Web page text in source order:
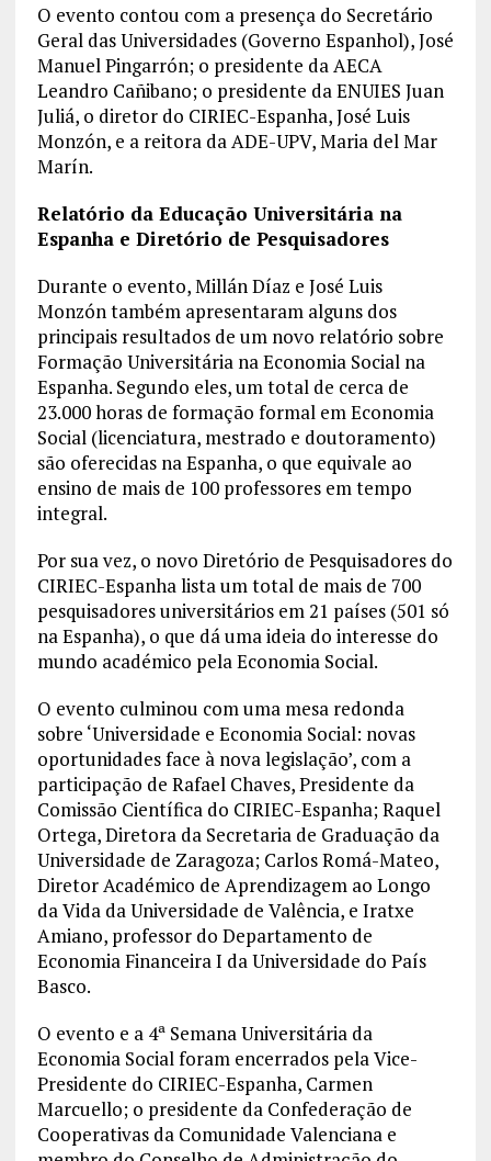
O evento contou com a presença do Secretário
Geral das Universidades (Governo Espanhol), José
Manuel Pingarrón; o presidente da AECA
Leandro Cañibano; o presidente da ENUIES Juan
Juliá, o diretor do CIRIEC-Espanha, José Luis
Monzón, e a reitora da ADE-UPV, Maria del Mar
Marín.
Relatório da Educação Universitária na
Espanha e Diretório de Pesquisadores
Durante o evento, Millán Díaz e José Luis
Monzón também apresentaram alguns dos
principais resultados de um novo relatório sobre
Formação Universitária na Economia Social na
Espanha. Segundo eles, um total de cerca de
23.000 horas de formação formal em Economia
Social (licenciatura, mestrado e doutoramento)
são oferecidas na Espanha, o que equivale ao
ensino de mais de 100 professores em tempo
integral.
Por sua vez, o novo Diretório de Pesquisadores do
CIRIEC-Espanha lista um total de mais de 700
pesquisadores universitários em 21 países (501 só
na Espanha), o que dá uma ideia do interesse do
mundo académico pela Economia Social.
O evento culminou com uma mesa redonda
sobre ‘Universidade e Economia Social: novas
oportunidades face à nova legislação’, com a
participação de Rafael Chaves, Presidente da
Comissão Científica do CIRIEC-Espanha; Raquel
Ortega, Diretora da Secretaria de Graduação da
Universidade de Zaragoza; Carlos Romá-Mateo,
Diretor Académico de Aprendizagem ao Longo
da Vida da Universidade de Valência, e Iratxe
Amiano, professor do Departamento de
Economia Financeira I da Universidade do País
Basco.
O evento e a 4ª Semana Universitária da
Economia Social foram encerrados pela Vice-
Presidente do CIRIEC-Espanha, Carmen
Marcuello; o presidente da Confederação de
Cooperativas da Comunidade Valenciana e